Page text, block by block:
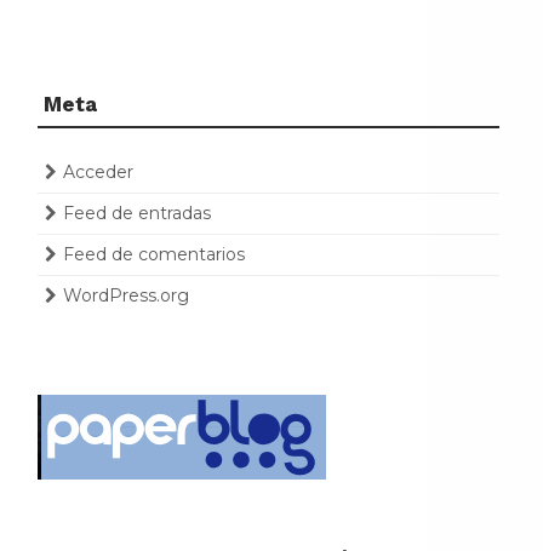
Meta
Acceder
Feed de entradas
Feed de comentarios
WordPress.org